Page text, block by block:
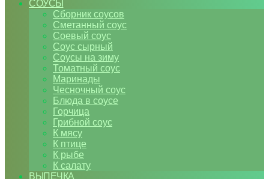
СОУСЫ
Сборник соусов
Сметанный соус
Соевый соус
Соус сырный
Соусы на зиму
Томатный соус
Маринады
Чесночный соус
Блюда в соусе
Горчица
Грибной соус
К мясу
К птице
К рыбе
К салату
ВЫПЕЧКА